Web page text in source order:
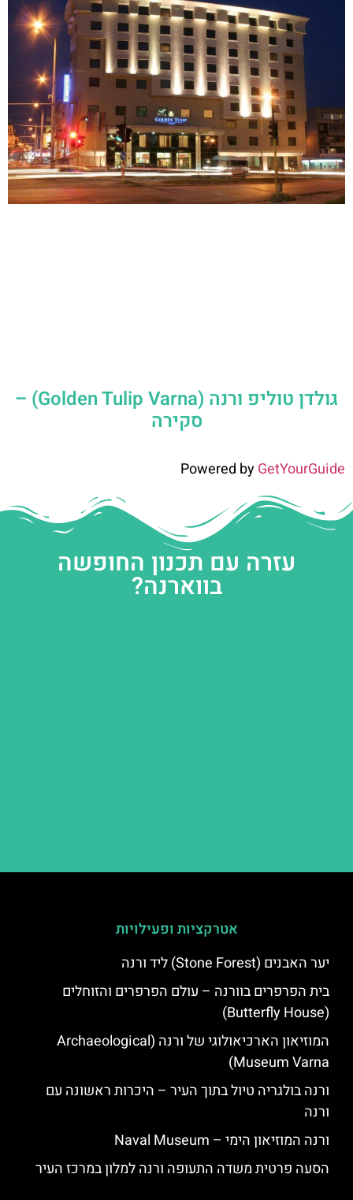
גולדן טוליפ ורנה (Golden Tulip Varna) –
סקירה
Powered byGetYourGuide
עזרה עם תכנון החופשה
בווארנה?
אטרקציות ופעילויות
יער האבנים (Stone Forest) ליד ורנה
בית הפרפרים בוורנה – עולם הפרפרים והזוחלים
(Butterfly House)
המוזיאון הארכיאולוגי של ורנה (Archaeological
Museum Varna)
ורנה בולגריה טיול בתוך העיר – היכרות ראשונה עם
ורנה
ורנה המוזיאון הימי – Naval Museum
הסעה פרטית משדה התעופה ורנה למלון במרכז העיר